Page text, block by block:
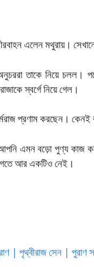
বীরবাহন এলেন মথুরায়।
তাকে নিয়ে চলল।
স্বর্গে নিয়ে গেল।
প্রণাম করছেন। কেনই
এমন বড়ো পুণ্য কাজ
আর একটিও নেই।
| পৃথ্বীরাজ সেন | পুরাণ